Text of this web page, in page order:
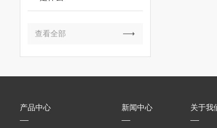
查看全部
产品中心 新闻中心 关于我